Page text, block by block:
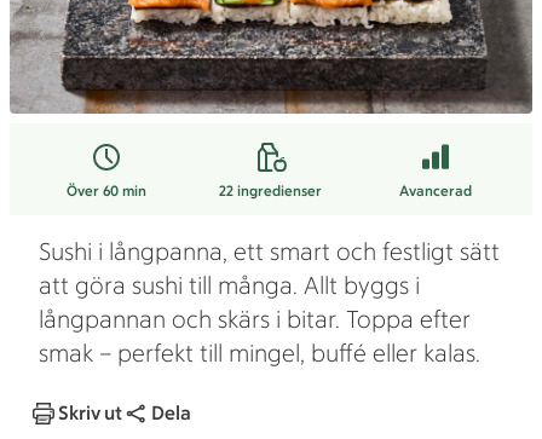
Över 60 min 22ingredienser Avancerad
Sushi i långpanna, ett smart och festligt sätt
att göra sushi till många. Allt byggs i
långpannan och skärs i bitar. Toppa efter
smak – perfekt till mingel, buffé eller kalas.
Skriv ut Dela